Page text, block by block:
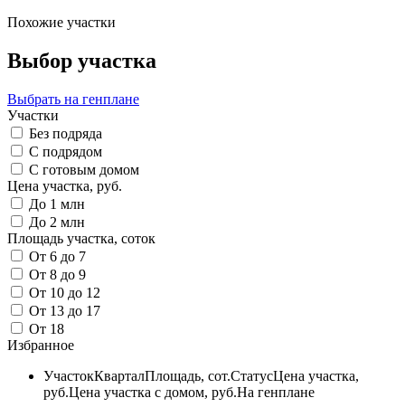
Похожие участки
Выбор участка
Выбрать на генплане
Участки
Без подряда
С подрядом
С готовым домом
Цена участка, руб.
До 1 млн
До 2 млн
Площадь участка, соток
От 6 до 7
От 8 до 9
От 10 до 12
От 13 до 17
От 18
Избранное
УчастокКварталПлощадь, сот.СтатусЦена участка,
руб.Цена участка с домом, руб.На генплане